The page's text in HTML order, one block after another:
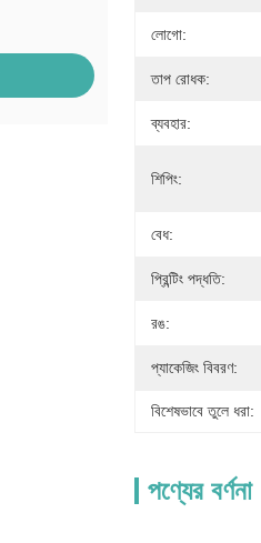
লোগো:
তাপ রোধক:
ব্যবহার:
শিপিং:
বেধ:
প্রিন্টিং পদ্ধতি:
রঙ:
প্যাকেজিং বিবরণ:
বিশেষভাবে তুলে ধরা:
পণ্যের বর্ণনা